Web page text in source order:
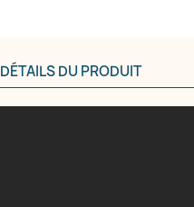
DÉTAILS DU PRODUIT